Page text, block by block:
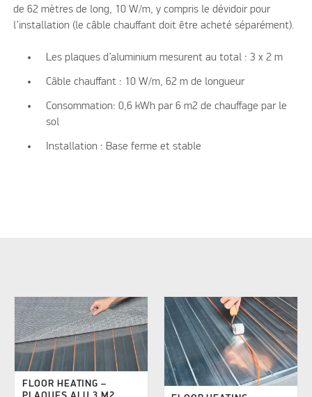
de 62 mètres de long, 10 W/m, y compris le dévidoir pour
l’installation (le câble chauffant doit être acheté séparément).
Les plaques d’aluminium mesurent au total : 3 x 2 m
Câble chauffant : 10 W/m, 62 m de longueur
Consommation: 0,6 kWh par 6 m2 de chauffage par le
sol
Installation : Base ferme et stable
FLOOR HEATING –